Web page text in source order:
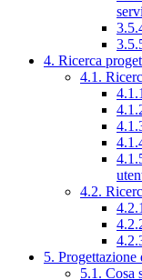
4. Ricerca
4.1.
4.2.
5. Progettazione
5.1. Cosa